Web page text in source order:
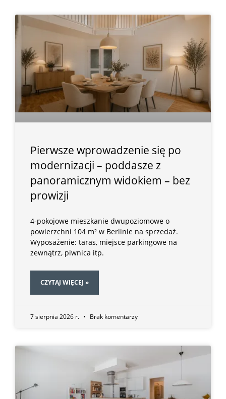
Pierwsze wprowadzenie się po
modernizacji – poddasze z
panoramicznym widokiem – bez
prowizji
4-pokojowe mieszkanie dwupoziomowe o
powierzchni 104 m² w Berlinie na sprzedaż.
Wyposażenie: taras, miejsce parkingowe na
zewnątrz, piwnica itp.
CZYTAJ WIĘCEJ »
7 sierpnia 2026 r. Brak komentarzy